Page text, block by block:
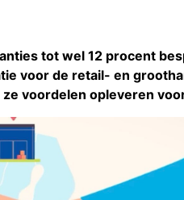
tot wel 12 procent
voor de retail- en
voordelen opleveren